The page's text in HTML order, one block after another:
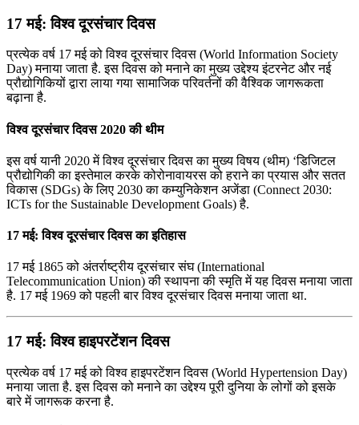
17 मई: विश्व दूरसंचार दिवस
प्रत्येक वर्ष 17 मई को विश्व दूरसंचार दिवस (World Information Society
Day) मनाया जाता है. इस दिवस को मनाने का मुख्य उद्देश्य इंटरनेट और नई
प्रौद्योगिकियों द्वारा लाया गया सामाजिक परिवर्तनों की वैश्विक जागरूकता
बढ़ाना है.
विश्व दूरसंचार दिवस 2020 की थीम
इस वर्ष यानी 2020 में विश्व दूरसंचार दिवस का मुख्य विषय (थीम) ‘डिजिटल
प्रौद्योगिकी का इस्तेमाल करके कोरोनावायरस को हराने का प्रयास और सतत
विकास (SDGs) के लिए 2030 का कम्युनिकेशन अजेंडा (Connect 2030:
ICTs for the Sustainable Development Goals) है.
17 मई: विश्व दूरसंचार दिवस का इतिहास
17 मई 1865 को अंतर्राष्ट्रीय दूरसंचार संघ (International
Telecommunication Union) की स्थापना की स्मृति में यह दिवस मनाया जाता
है. 17 मई 1969 को पहली बार विश्व दूरसंचार दिवस मनाया जाता था.
17 मई: विश्व हाइपरटेंशन दिवस
प्रत्येक वर्ष 17 मई को विश्व हाइपरटेंशन दिवस (World Hypertension Day)
मनाया जाता है. इस दिवस को मनाने का उद्देश्य पूरी दुनिया के लोगों को इसके
बारे में जागरूक करना है.